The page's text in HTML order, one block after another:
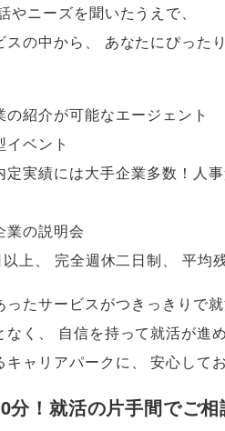
やニーズを聞いたうえで、
スの中から 、 あなたにぴった
の紹介が可能なエージェント
イベント
実績には大手企業多数！人
業の説明会
上、 完全週休二日制、 平均
ったサービスがつきっきりで
く 、 自信を持って就活が進
キャリアパークに、 安心して
分！就活の片手間でご相